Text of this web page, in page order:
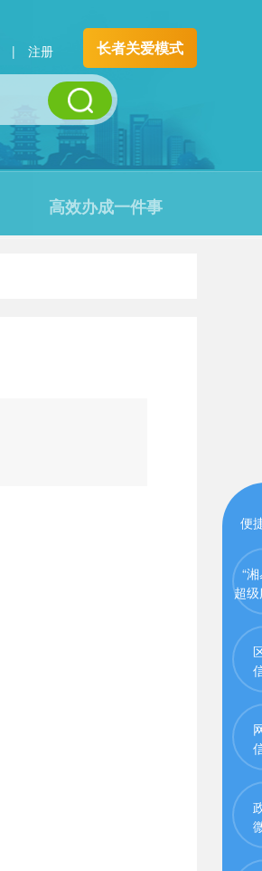
| 注册 长者关爱模式
高效办成一件事
便
“
超